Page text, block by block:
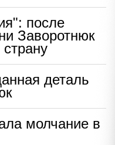
после
Заворотнюк
деталь
молчание в